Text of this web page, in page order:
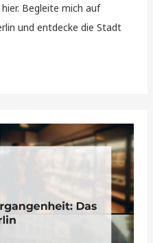
Begleite mich auf
und entdecke die Stadt